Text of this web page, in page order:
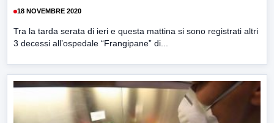
18 NOVEMBRE 2020
Tra la tarda serata di ieri e questa mattina si sono registrati altri
3 decessi all’ospedale “Frangipane” di...